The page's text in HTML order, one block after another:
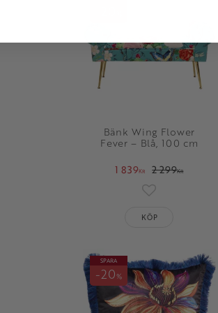
Bänk Wing Flower
Fever – Blå, 100 cm
1 839KR 2 299KR
Lägg till i
KÖP
SPARA
20%